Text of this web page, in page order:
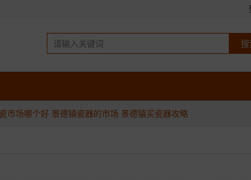
市场哪个好 景德镇瓷器的市场 景德镇买瓷器攻略